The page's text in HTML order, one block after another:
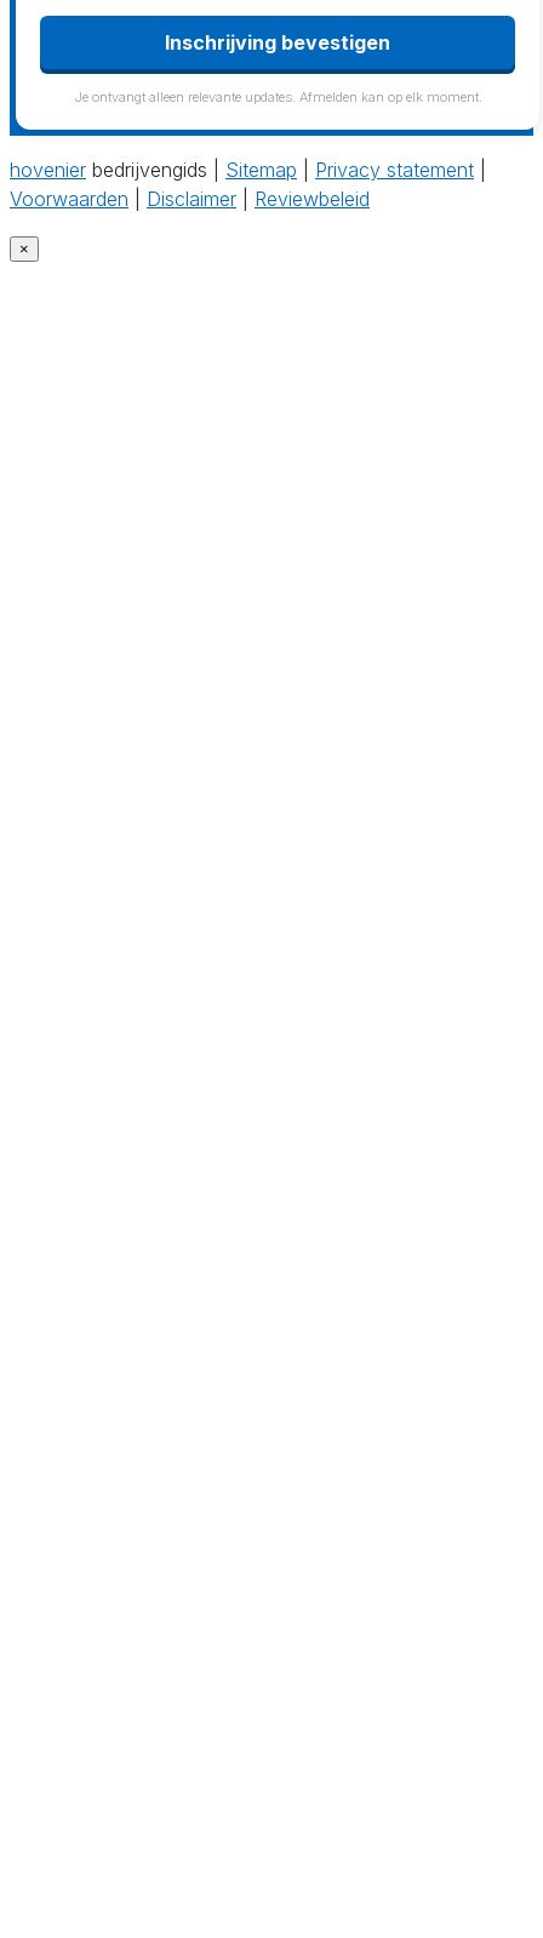
Inschrijving bevestigen
Je ontvangt alleen relevante updates. Afmelden kan op elk moment.
hovenier bedrijvengids | Sitemap Privacy statement
Voorwaarden
Disclaimer Reviewbeleid
×